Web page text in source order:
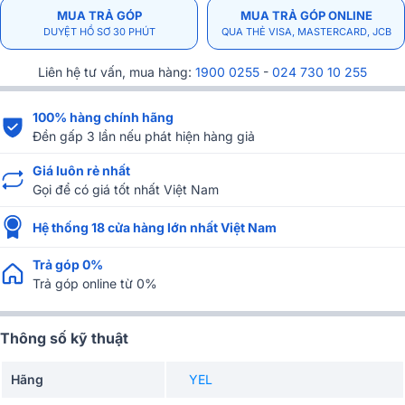
MUA TRẢ GÓP
DUYỆT HỒ SƠ 30 PHÚT
MUA TRẢ GÓP ONLINE
QUA THẺ VISA, MASTERCARD, JCB
Liên hệ tư vấn, mua hàng: 1900 0255 - 024 730 10 255
100% hàng chính hãng
Đền gấp 3 lần nếu phát hiện hàng giả
Giá luôn rẻ nhất
Gọi để có giá tốt nhất Việt Nam
Hệ thống 18 cửa hàng lớn nhất Việt Nam
Trả góp 0%
Trả góp online từ 0%
Thông số kỹ thuật
Hãng YEL